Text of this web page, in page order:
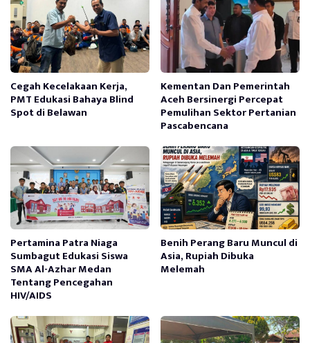
Cegah Kecelakaan Kerja,
PMT Edukasi Bahaya Blind
Spot di Belawan
Kementan Dan Pemerintah
Aceh Bersinergi Percepat
Pemulihan Sektor Pertanian
Pascabencana
Pertamina Patra Niaga
Sumbagut Edukasi Siswa
SMA Al-Azhar Medan
Tentang Pencegahan
HIV/AIDS
Benih Perang Baru Muncul di
Asia, Rupiah Dibuka
Melemah